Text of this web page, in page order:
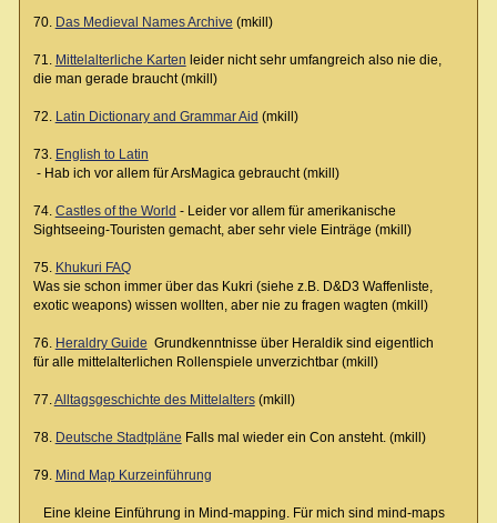
70. Das Medieval Names Archive (mkill)
71. Mittelalterliche Karten leider nicht sehr umfangreich also nie die,
die man gerade braucht (mkill)
72. Latin Dictionary and Grammar Aid (mkill)
73. English to Latin
- Hab ich vor allem für ArsMagica gebraucht (mkill)
74. Castles of the World - Leider vor allem für amerikanische
Sightseeing-Touristen gemacht, aber sehr viele Einträge (mkill)
75. Khukuri FAQ
Was sie schon immer über das Kukri (siehe z.B. D&D3 Waffenliste,
exotic weapons) wissen wollten, aber nie zu fragen wagten (mkill)
76. Heraldry Guide Grundkenntnisse über Heraldik sind eigentlich
für alle mittelalterlichen Rollenspiele unverzichtbar (mkill)
77.Alltagsgeschichte des Mittelalters(mkill)
78. Deutsche Stadtpläne Falls mal wieder ein Con ansteht. (mkill)
79. Mind Map Kurzeinführung
Eine kleine Einführung in Mind-mapping. Für mich sind mind-maps